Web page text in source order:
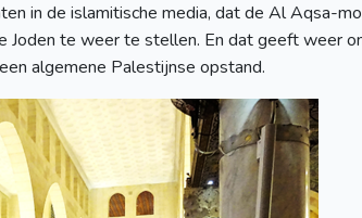
in de islamitische media, dat de Al Aqsa-
te weer te stellen. En dat geeft weer
een algemene Palestijnse opstand.